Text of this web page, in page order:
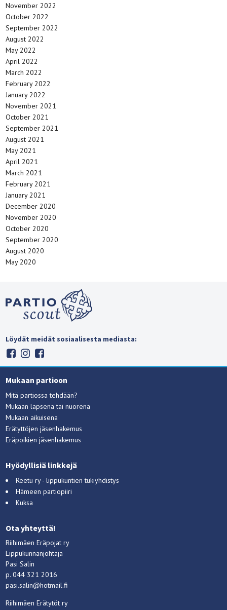
November 2022
October 2022
September 2022
August 2022
May 2022
April 2022
March 2022
February 2022
January 2022
November 2021
October 2021
September 2021
August 2021
May 2021
April 2021
March 2021
February 2021
January 2021
December 2020
November 2020
October 2020
September 2020
August 2020
May 2020
Löydät meidät sosiaalisesta mediasta:
Mukaan partioon
Mitä partiossa tehdään?
Mukaan lapsena tai nuorena
Mukaan aikuisena
Erätyttöjen jäsenhakemus
Eräpoikien jäsenhakemus
Hyödyllisiä linkkejä
Reetu ry - lippukuntien tukiyhdistys
Hämeen partiopiiri
Kuksa
Ota yhteyttä!
Riihimäen Eräpojat ry
Lippukunnanjohtaja
Pasi Salin
p. 044 321 2016
pasi.salin@hotmail.fi
Riihimäen Erätytöt ry